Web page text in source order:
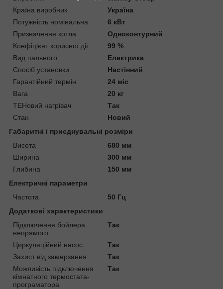
Країна виробник
Україна
Потужність номінальна
6 кВт
Призначення котла
Одноконтурний
Коефіцієнт корисної дії
99 %
Вид пального
Електрика
Спосіб установки
Настінний
Гарантійний термін
24 міс
Вага
20 кг
ТЕНовий нагрівач
Так
Стан
Новий
Габаритні і приєднувальні розміри
Висота
680 мм
Ширина
300 мм
Глибина
150 мм
Електричні параметри
Частота
50 Гц
Додаткові характеристики
Підключення бойлера
непрямого
Так
Циркуляційний насос
Так
Захист від замерзання
Так
Можливість підключення
кімнатного термостата-
програматора
Так